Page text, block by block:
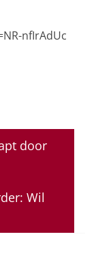
nfIrAdUc
door
Wil